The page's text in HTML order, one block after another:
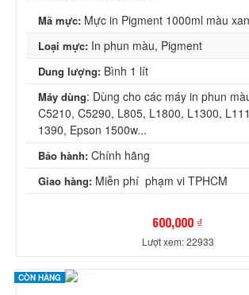
Mã mực: Mực in Pigment 1000ml màu
Loại mực: In phun màu, Pigment
Dung lượng: Bình 1 lít
Máy dùng: Dùng cho các máy in phun
C5210, C5290, L805, L1800, L1300,
1390, Epson 1500w...
Bảo hành: Chính hãng
Giao hàng: Miễn phí phạm vi TPHCM
600,000 ₫
Lượt xem: 22933
CÒN HÀNG